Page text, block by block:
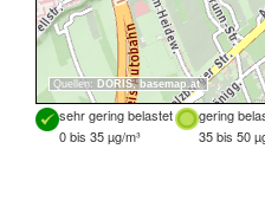
Quellen: DORIS, basemap.at
sehr gering belastet gering
0 bis 35 µg/m³
35 bis 50